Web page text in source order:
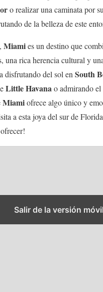
o realizar una caminata por
de la belleza de este
Miamies un destino que
una rica herencia cultural y
disfrutando del sol en South
Little Havana o admirando el
Miamiofrece algo único y
a esta joya del sur de
Salir de la versión móvil